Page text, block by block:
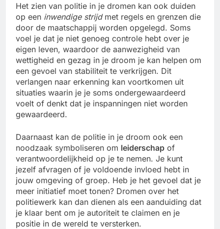
Het zien van politie in je dromen kan ook duiden
op een inwendige strijdmet regels en grenzen die
door de maatschappij worden opgelegd. Soms
voel je dat je niet genoeg controle hebt over je
eigen leven, waardoor de aanwezigheid van
wettigheid en gezag in je droom je kan helpen om
een gevoel van stabiliteit te verkrijgen. Dit
verlangen naar erkenning kan voortkomen uit
situaties waarin je je soms ondergewaardeerd
voelt of denkt dat je inspanningen niet worden
gewaardeerd.
Daarnaast kan de politie in je droom ook een
noodzaak symboliseren om leiderschap of
verantwoordelijkheid op je te nemen. Je kunt
jezelf afvragen of je voldoende invloed hebt in
jouw omgeving of groep. Heb je het gevoel dat je
meer initiatief moet tonen? Dromen over het
politiewerk kan dan dienen als een aanduiding dat
je klaar bent om je autoriteit te claimen en je
positie in de wereld te versterken.